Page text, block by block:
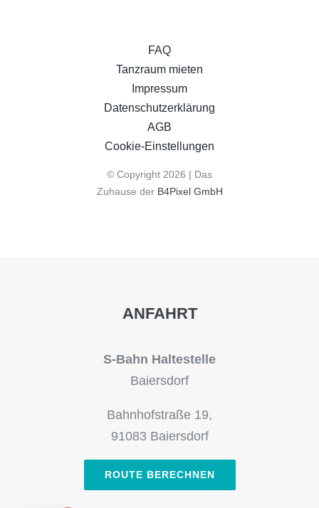
FAQ
Tanzraum mieten
Impressum
Datenschutzerklärung
AGB
Cookie-Einstellungen
© Copyright 2026 | Das
Zuhause derB4Pixel GmbH
ANFAHRT
S-Bahn Haltestelle
Baiersdorf
Bahnhofstraße 19,
91083 Baiersdorf
ROUTE BERECHNEN